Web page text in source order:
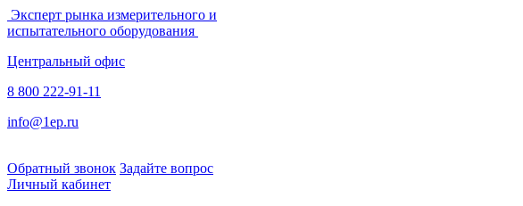
Эксперт рынка измерительного и
испытательного оборудования
Центральный офис
8 800 222-91-11
info@1ep.ru
Обратный звонок Задайте вопрос
Личный кабинет